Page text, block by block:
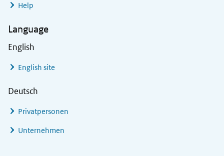
Help
Language
English
English site
Deutsch
Privatpersonen
Unternehmen